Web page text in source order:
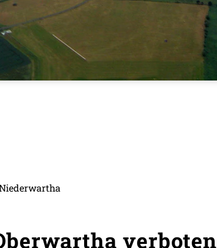
verboten